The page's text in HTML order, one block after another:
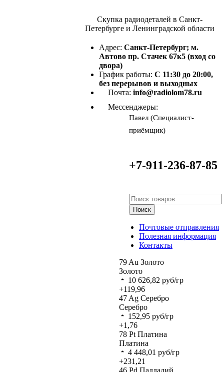
Скупка радиодеталей в Санкт-
Петербурге и Ленинградской области
Адрес: Санкт-Петербург; м.
Автово пр. Стачек 67к5 (вход со
двора)
График работы: С 11:30 до 20:00,
без перерывов и выходных
Почта: info@radiolom78.ru
Мессенджеры:
Павел (Специалист-
приёмщик)
+7-911-236-87-85
Поиск
Почтовые отправления
Полезная информация
Контакты
79 Au Золото
Золото
10 626,82 руб/гр
+119,96
47 Ag Серебро
Серебро
152,95 руб/гр
+1,76
78 Pt Платина
Платина
4 448,01 руб/гр
+231,21
46 Pd Палладий